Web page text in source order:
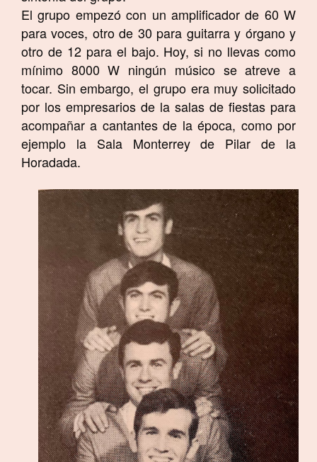
El grupo empezó con un amplificador de 60 W
para voces, otro de 30 para guitarra y órgano y
otro de 12 para el bajo. Hoy, si no llevas como
mínimo 8000 W ningún músico se atreve a
tocar. Sin embargo, el grupo era muy solicitado
por los empresarios de la salas de fiestas para
acompañar a cantantes de la época, como por
ejemplo la Sala Monterrey de Pilar de la
Horadada.